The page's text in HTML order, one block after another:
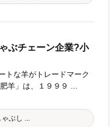
ぶチェーン企業?小
トな羊がトレードマーク
羊」は、１９９９ ...
ぶし ...